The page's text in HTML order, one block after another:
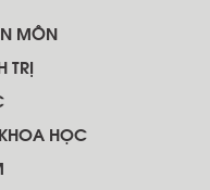
MÔN
TRỊ
HỌC